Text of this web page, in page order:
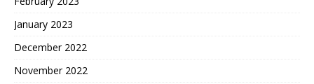
January 2023
December 2022
November 2022